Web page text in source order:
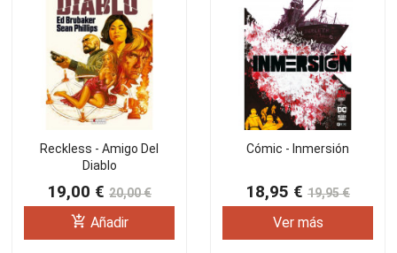
Reckless - Amigo Del
Diablo
19,00 € 20,00 €
add_shopping_cart Añadir
Cómic - Inmersión
18,95 € 19,95 €
Ver más